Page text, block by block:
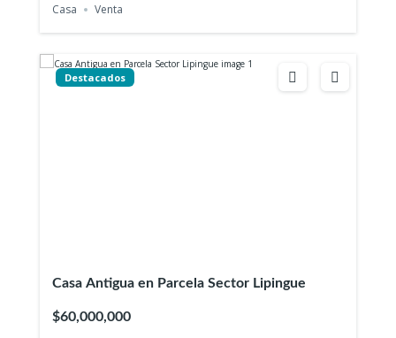
Casa
Venta
Destacados
Casa Antigua en Parcela Sector Lipingue
$60,000,000